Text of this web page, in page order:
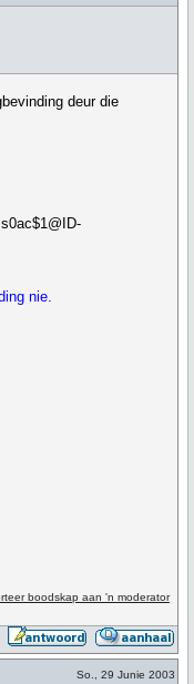
deur die
nie.
boodskap aan 'n moderator
So., 29 Junie 2003